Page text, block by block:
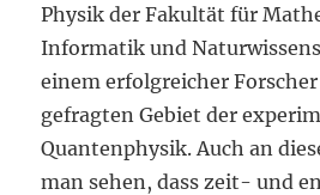
Physik der Fakultät für
Informatik und
einem erfolgreicher
gefragten Gebiet der
Quantenphysik. Auch an
man sehen, dass zeit- und